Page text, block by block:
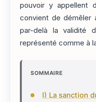
pouvoir y appellent
convient de démêler
par-delà la validité
représenté comme à
SOMMAIRE
I) La sanction